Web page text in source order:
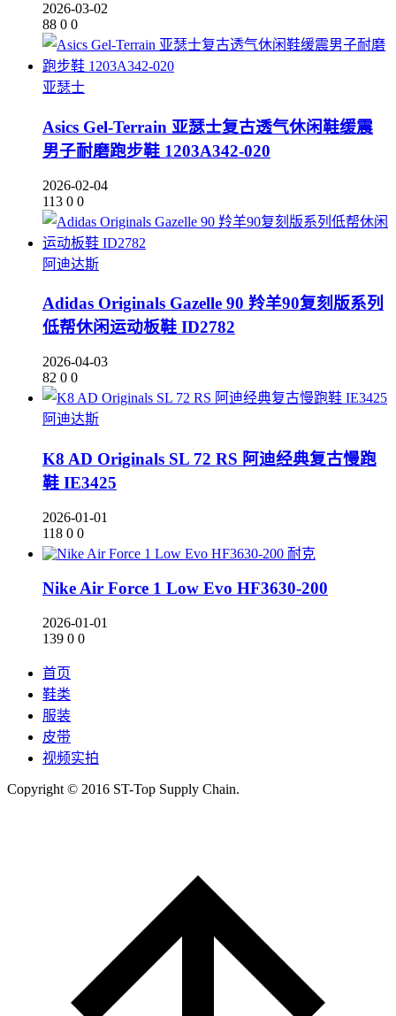
2026-03-02
88 0 0
亚瑟士
Asics Gel-Terrain 亚瑟士复古透气休闲鞋缓震
男子耐磨跑步鞋 1203A342-020
2026-02-04
113 0 0
阿迪达斯
Adidas Originals Gazelle 90 羚羊90复刻版系列
低帮休闲运动板鞋 ID2782
2026-04-03
82 0 0
阿迪达斯
K8 AD Originals SL 72 RS 阿迪经典复古慢跑
鞋 IE3425
2026-01-01
118 0 0
耐克
Nike Air Force 1 Low Evo HF3630-200
2026-01-01
139 0 0
首页
鞋类
服装
皮带
视频实拍
Copyright © 2016 ST-Top Supply Chain.